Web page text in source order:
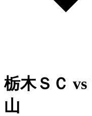
栃木ＳＣ vs
山